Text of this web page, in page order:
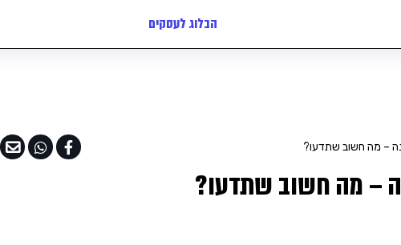
הבלוג לעסקים
– מה חשוב שתדעו?
– מה חשוב שתדעו?